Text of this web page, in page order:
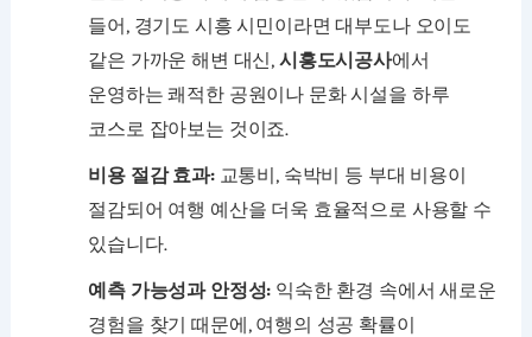
들어, 경기도 시흥 시민이라면 대부도나 오이도
같은 가까운 해변 대신, 시흥도시공사에서
운영하는 쾌적한 공원이나 문화 시설을 하루
코스로 잡아보는 것이죠.
비용 절감 효과:교통비, 숙박비 등 부대 비용이
절감되어 여행 예산을 더욱 효율적으로 사용할 수
있습니다.
예측 가능성과 안정성: 익숙한 환경 속에서 새로운
경험을 찾기 때문에, 여행의 성공 확률이